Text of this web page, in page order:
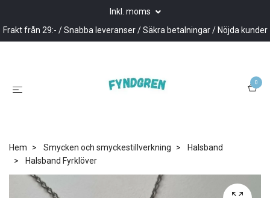
Inkl. moms
Frakt från 29:- / Snabba leveranser / Säkra betalningar / Nöjda kunder
0
Hem Smycken och smyckestillverkning
Halsband
Halsband Fyrklöver